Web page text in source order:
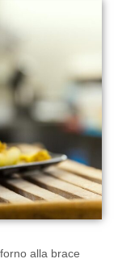
forno alla brace